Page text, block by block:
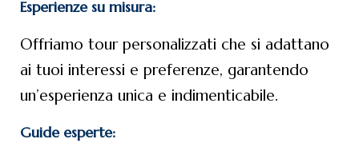
Esperienze su misura:
Offriamo tour personalizzati che si adattano
ai tuoi interessi e preferenze, garantendo
un’esperienza unica e indimenticabile.
Guide esperte: